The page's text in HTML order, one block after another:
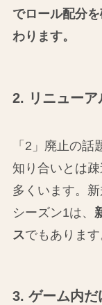
でロール配分
わります。
2. リニューア
「2」廃止の
知り合いとは
多くいます。
シーズン1は、
スでもあります
3. ゲーム内だ